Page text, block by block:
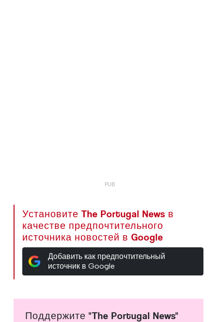
Установите The Portugal News в
качестве предпочтительного
источника новостей в Google
Добавить как предпочтительный
источник в Google
Поддержите "The Portugal News"